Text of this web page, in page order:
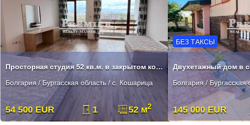
Просторная студия 52 кв.м. в закрытом комплексе!
Болгария / Бургасская область / с. Кошарица
54 500 EUR 1 52 м2
БЕЗ ТАКСЫ
Болгария / Бургасская
145 000 EUR